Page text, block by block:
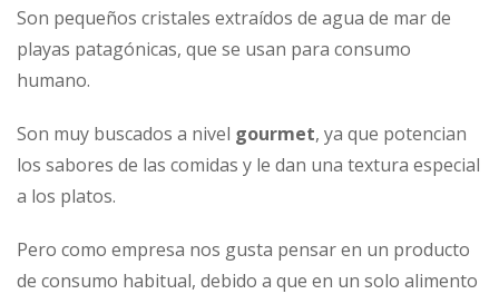
Son pequeños cristales extraídos de agua de mar de
playas patagónicas, que se usan para consumo
humano.
Son muy buscados a nivel gourmet, ya que potencian
los sabores de las comidas y le dan una textura especial
a los platos.
Pero como empresa nos gusta pensar en un producto
de consumo habitual, debido a que en un solo alimento